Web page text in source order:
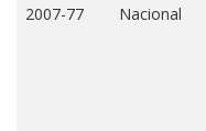
2007-77 Nacional